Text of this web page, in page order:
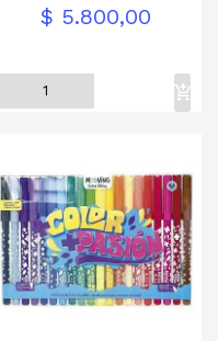
Precio$ 5.800,00